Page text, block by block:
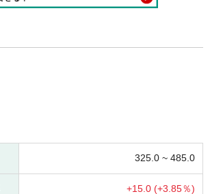
325.0 ~ 485.0
+15.0 (+3.85％)